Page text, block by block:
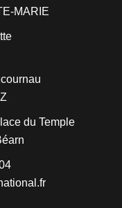
MARIE
du Temple